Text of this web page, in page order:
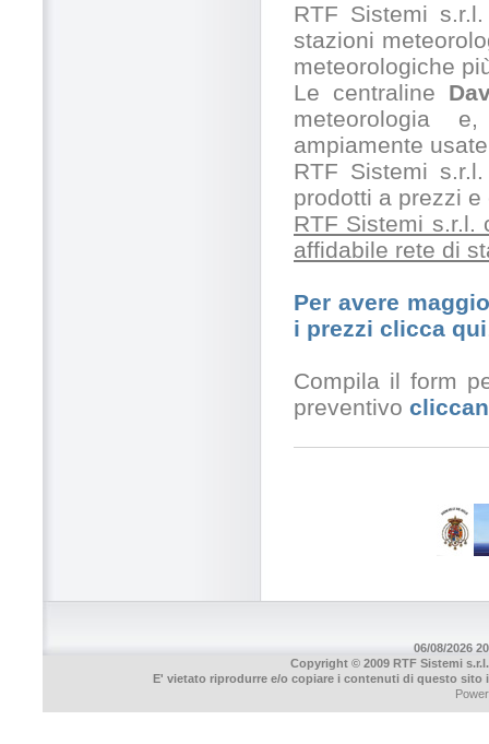
RTF Sistemi
stazioni
meteorologiche
Le centraline
meteorologia
ampiamente
RTF Sistemi
prodotti a prezzi
RTF Sistemi s.r.l.
affidabile rete di
Per avere
i prezzi clicca qui
Compila il form
preventivo
06/08/2026
Copyright © 2009 RTF Sistemi
E' vietato riprodurre e/o copiare i contenuti di questo